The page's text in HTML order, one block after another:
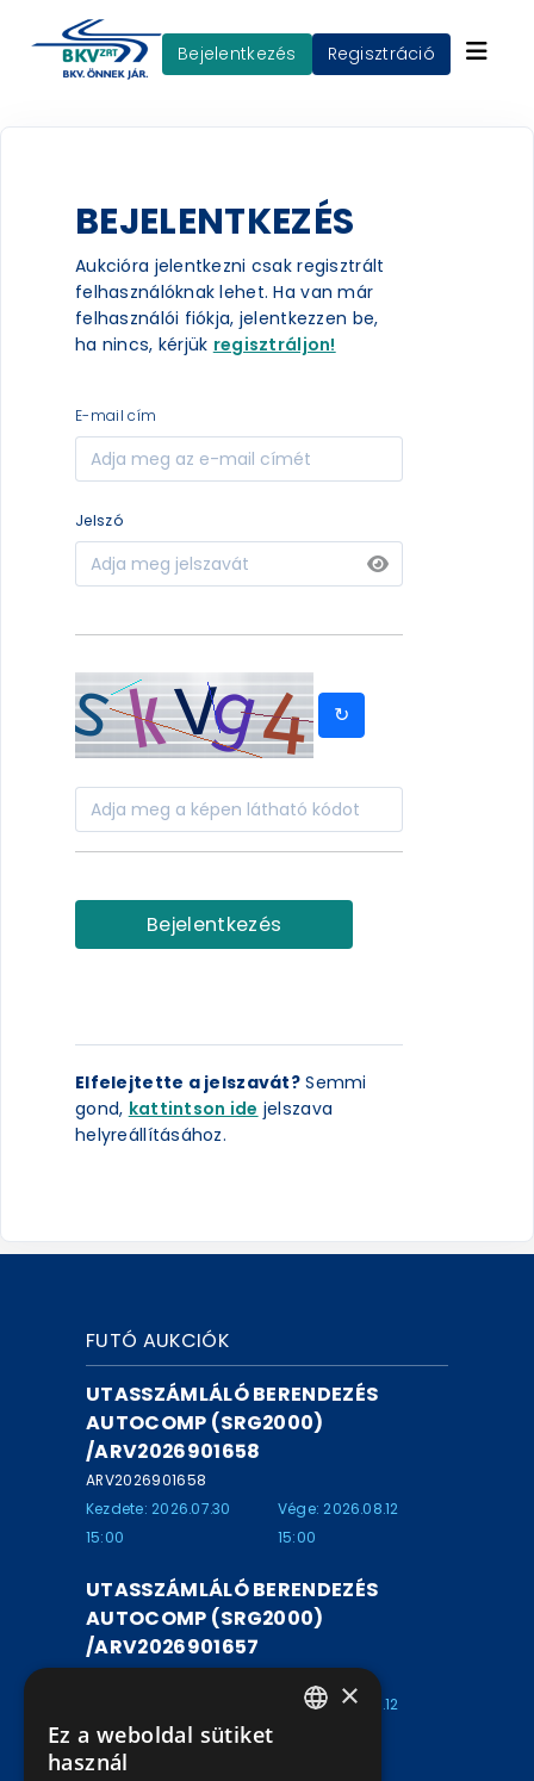
Bejelentkezés Regisztráció
BEJELENTKEZÉS
Aukcióra jelentkezni csak regisztrált
felhasználóknak lehet. Ha van már
felhasználói fiókja, jelentkezzen be,
ha nincs, kérjük regisztráljon!
e-mail cím
jelszó
↻
Bejelentkezés
Elfelejtette a jelszavát? Semmi
gond, kattintson ide jelszava
helyreállításához.
FUTÓ AUKCIÓK
UTASSZÁMLÁLÓ BERENDEZÉS
AUTOCOMP (SRG2000)
/ARV2026901658
ARV2026901658
Kezdete: 2026.07.30
15:00
Vége: 2026.08.12
15:00
UTASSZÁMLÁLÓ BERENDEZÉS
AUTOCOMP (SRG2000)
/ARV2026901657
15:00
Vége: 2026.08.12
×
Ez a weboldal sütiket
használ